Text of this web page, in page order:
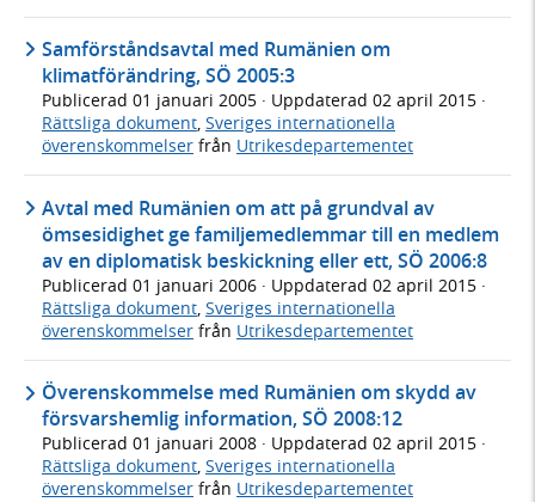
Samförståndsavtal med Rumänien om
klimatförändring, SÖ 2005:3
Publicerad 01 januari 2005 · Uppdaterad 02 april 2015 ·
Rättsliga dokument, Sveriges internationella
överenskommelser från Utrikesdepartementet
Avtal med Rumänien om att på grundval av
ömsesidighet ge familjemedlemmar till en medlem
av en diplomatisk beskickning eller ett, SÖ 2006:8
Publicerad 01 januari 2006 · Uppdaterad 02 april 2015 ·
Rättsliga dokument Sveriges internationella
överenskommelser från Utrikesdepartementet
Överenskommelse med Rumänien om skydd av
försvarshemlig information, SÖ 2008:12
Publicerad 01 januari 2008 · Uppdaterad 02 april 2015 ·
Rättsliga dokument, Sveriges internationella
överenskommelser från Utrikesdepartementet